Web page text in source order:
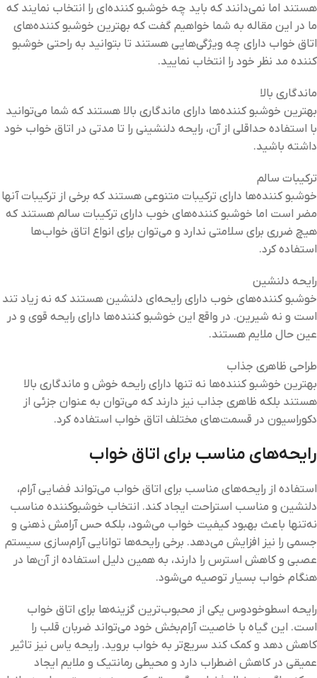
هستند اما نمی‌دانند که باید چه خوشبو کننده‌ای را انتخاب نمایند که
ما در این مقاله به شما خواهیم گفت که بهترین خوشبو کننده‌های
اتاق خواب دارای چه ویژگی‌هایی هستند تا بتوانید به راحتی خوشبو
کننده مد نظر خود را انتخاب نمایید.
ماندگاری بالا
بهترین خوشبو کننده‌ها دارای ماندگاری بالا هستند که شما می‌توانید
با استفاده حداقلی از آن، رایحه دلنشینی را تا مدتی در اتاق خواب خود
داشته باشید.
ترکیبات سالم
خوشبو کننده‌ها دارای ترکیبات متنوعی هستند که برخی از ترکیبات آنها
مضر است اما خوشبو کننده‌های خوب دارای ترکیبات سالم هستند که
هیچ ضرری برای سلامتی ندارد و می‌توان برای انواع اتاق خواب‌ها
استفاده کرد.
رایحه دلنشین
خوشبو کننده‌های خوب دارای رایحه‌ای دلنشین هستند که نه زیاد تند
است و نه شیرین. در واقع این خوشبو کننده‌ها دارای رایحه قوی و در
عین حال ملایم هستند.
طراحی ظاهری جذاب
بهترین خوشبو کننده‌ها نه تنها دارای رایحه خوش و ماندگاری بالا
هستند بلکه ظاهری جذاب نیز دارند که می‌توان به عنوان جزئی از
دکوراسیون در قسمت‌های مختلف اتاق خواب استفاده کرد.
رایحه‌های مناسب برای اتاق خواب
استفاده از رایحه‌های مناسب برای اتاق خواب می‌تواند فضایی آرام،
دلنشین و مناسب استراحت ایجاد کند. انتخاب خوشبوکننده مناسب
نه‌تنها باعث بهبود کیفیت خواب می‌شود، بلکه حس آرامش ذهنی و
جسمی را نیز افزایش می‌دهد. برخی رایحه‌ها توانایی آرام‌سازی سیستم
عصبی و کاهش استرس را دارند، به همین دلیل استفاده از آن‌ها در
هنگام خواب بسیار توصیه می‌شود.
رایحه اسطوخودوس یکی از محبوب‌ترین گزینه‌ها برای اتاق خواب
است. این گیاه با خاصیت آرام‌بخش خود می‌تواند ضربان قلب را
کاهش دهد و کمک کند سریع‌تر به خواب بروید. رایحه یاس نیز تاثیر
عمیقی در کاهش اضطراب دارد و محیطی رمانتیک و ملایم ایجاد